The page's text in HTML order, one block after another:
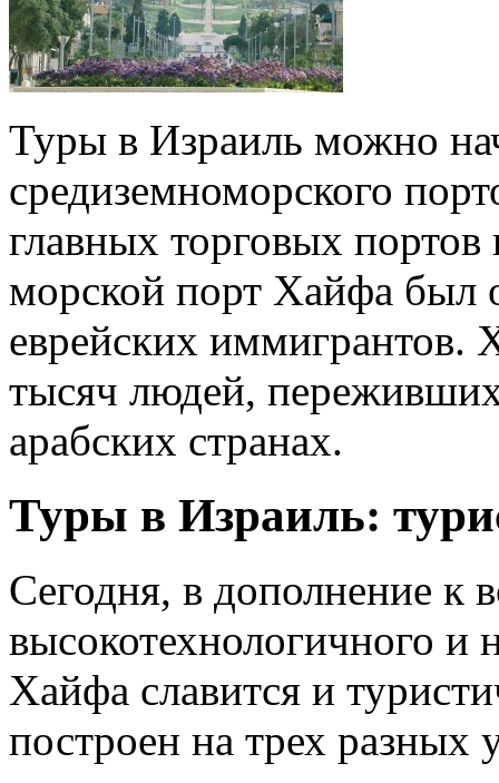
Туры в Израиль можно
средиземноморского
главных торговых
морской порт Хайфа был
еврейских иммигрантов.
тысяч людей,
арабских странах.
Туры в Израиль:
Сегодня, в дополнение к
высокотехнологичного и
Хайфа славится и
построен на трех разных